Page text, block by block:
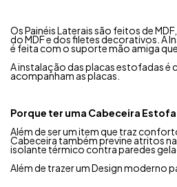
Os Painéis Laterais são feitos de
do MDF e dos filetes decorativos. A
é feita com o suporte mão amiga
A instalação das placas estofadas é
acompanham as placas.
Porque ter uma Cabeceira
Além de ser um item que traz
Cabeceira também previne atritos
isolante térmico contra paredes
Além de trazer um Design moderno